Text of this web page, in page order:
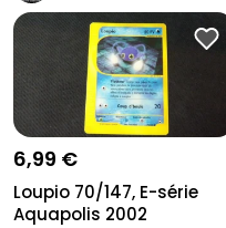
Rétro Pro
6,99 €
Loupio 70/147, E-série
Aquapolis 2002